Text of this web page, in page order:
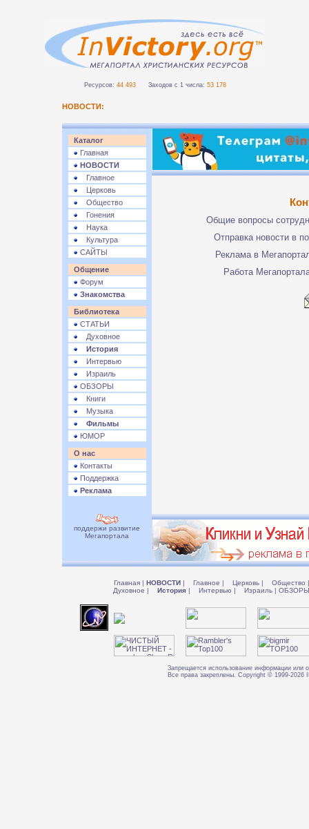
Ресурсов: 44 493 Заходов с 1 числа: 53 178
НОВОСТИ:
Каталог
Главная
НОВОСТИ
Главное
Церковь
Общество
Гонения
Наука
Культура
САЙТЫ
Общение
Форум
Знакомства
Библиотека
СТАТЬИ
Духовное
История
Интервью
Израиль
ОБЗОРЫ
Книги
Музыка
Фильмы
ЮМОР
О нас
Контакты
Поддержка
Реклама
Общие вопросы
Отправка новости в
Реклама в
Работа
поддержи развитие
Мегапортала
Главная | НОВОСТИ | Главное | Церковь | Общество |
Духовное | История | Интервью | Израиль |
Запрещается использование информации или
Все права закреплены. Copyright © 1999-